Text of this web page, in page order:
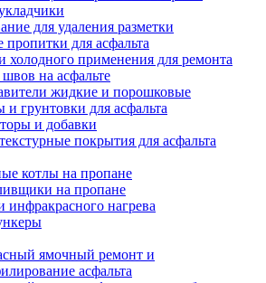
для удаления разметки
для асфальта
холодного применения для ремонта
на асфальте
жидкие и порошковые
грунтовки для асфальта
и добавки
покрытия для асфальта
котлы на пропане
на пропане
инфракрасного нагрева
ямочный ремонт и
асфальта